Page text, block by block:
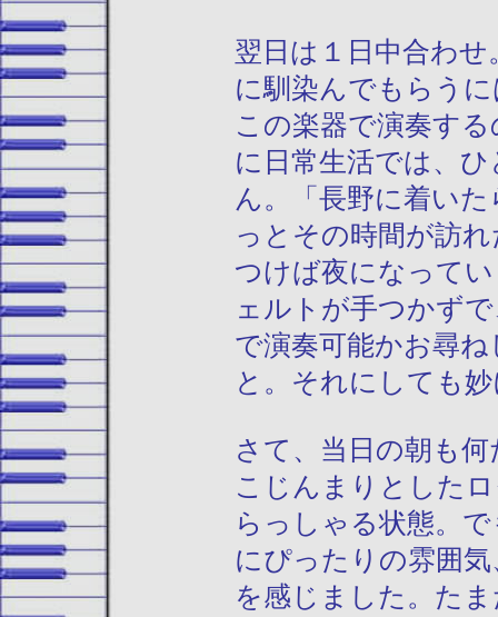
翌日は１日中合わ
に馴染んでもらう
この楽器で演奏す
に日常生活では、
ん。「長野に着い
っとその時間が訪
つけば夜になって
ェルトが手つかず
で演奏可能かお尋
と。それにしても
さて、当日の朝も
こじんまりとした
らっしゃる状態。
にぴったりの雰囲
を感じました。た